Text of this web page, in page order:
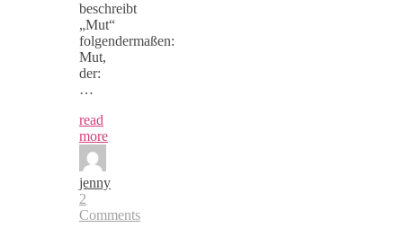
beschreibt
„Mut“
folgendermaßen:
Mut,
der:
…
read
more
jenny
2
Comments